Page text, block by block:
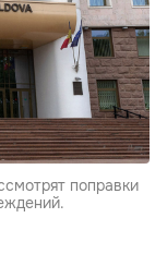
поправки